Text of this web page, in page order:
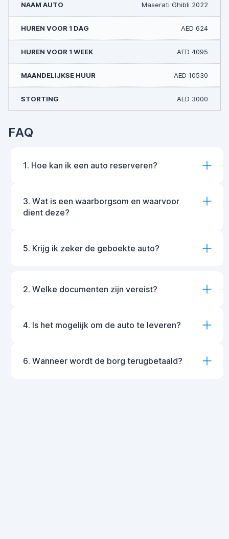
Maserati Ghibli 2022
AED 624
AED 4095
AED 10530
AED 3000
FAQ
1. Hoe kan ik een auto reserveren?
3. Wat is een waarborgsom en waarvoor
dient deze?
5. Krijg ik zeker de geboekte auto?
2. Welke documenten zijn vereist?
4. Is het mogelijk om de auto te leveren?
6. Wanneer wordt de borg terugbetaald?